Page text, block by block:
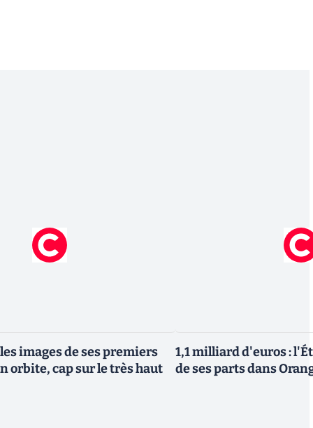
images de ses premiers
orbite, cap sur le très haut
1,1 milliard d'euros :
de ses parts dans